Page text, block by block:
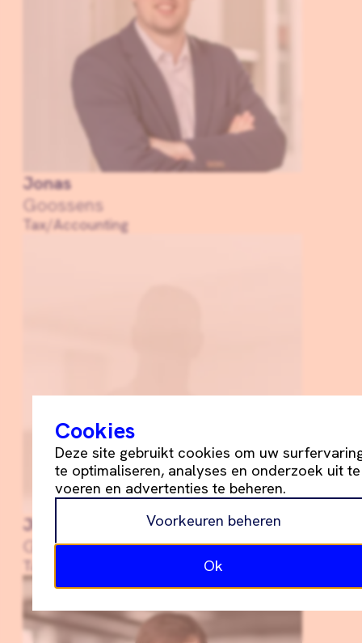
Jonas
Goossens
Tax/Accounting
Jurgen
Goeman
Tax/Accounting
Cookies
Deze site gebruikt cookies om uw
te optimaliseren, analyses en onderzoek uit te
voeren en advertenties te beheren.
Voorkeuren beheren
Ok